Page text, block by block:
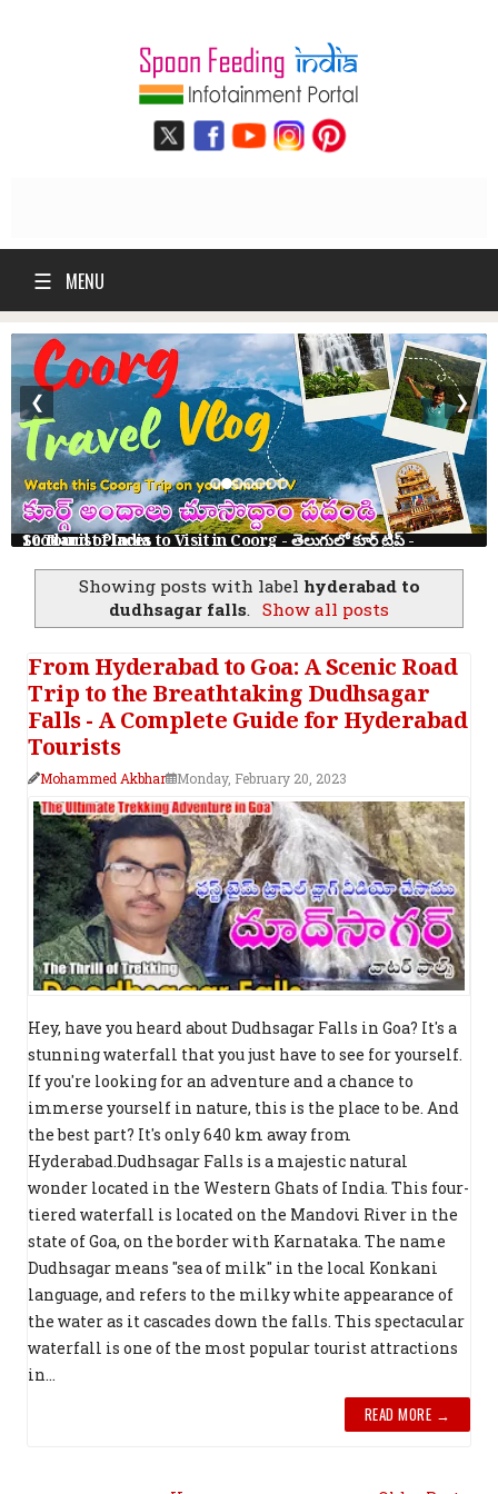
☰ MENU
10 Tourist Places to Visit in Coorg - తెలుగులో కూర్గ్ ట్రిప్ - Scotland of India
❮ ❯
Showing posts with label hyderabad to
dudhsagar falls. Show all posts
From Hyderabad to Goa: A Scenic Road
Trip to the Breathtaking Dudhsagar
Falls - A Complete Guide for Hyderabad
Tourists
Mohammed Akbhar Monday, February 20, 2023
Hey, have you heard about Dudhsagar Falls in Goa? It's a
stunning waterfall that you just have to see for yourself.
If you're looking for an adventure and a chance to
immerse yourself in nature, this is the place to be. And
the best part? It's only 640 km away from
Hyderabad.Dudhsagar Falls is a majestic natural
wonder located in the Western Ghats of India. This four-
tiered waterfall is located on the Mandovi River in the
state of Goa, on the border with Karnataka. The name
Dudhsagar means "sea of milk" in the local Konkani
language, and refers to the milky white appearance of
the water as it cascades down the falls. This spectacular
waterfall is one of the most popular tourist attractions
in...
READ MORE →